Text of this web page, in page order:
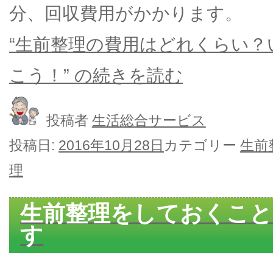
分、回収費用がかかります。
“生前整理の費用はどれくらい
こう！” の続きを読む
投稿者 生活総合サービス
投稿日: 2016年10月28日 カテゴリー 生前
理
生前整理をしておくこ
す